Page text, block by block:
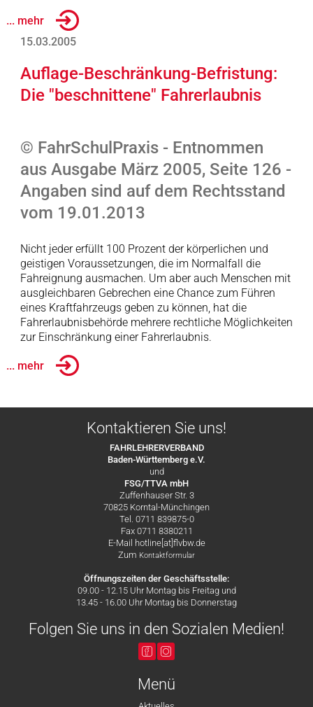
... mehr
15.03.2005
Auflage-Beschränkung-Befristung:
Die "beschnittene" Fahrerlaubnis
© FahrSchulPraxis - Entnommen
aus Ausgabe März 2005, Seite 126 -
Angaben sind auf dem Rechtsstand
vom 19.01.2013
Nicht jeder erfüllt 100 Prozent der körperlichen und
geistigen Voraussetzungen, die im Normalfall die
Fahreignung ausmachen. Um aber auch Menschen mit
ausgleichbaren Gebrechen eine Chance zum Führen
eines Kraftfahrzeugs geben zu können, hat die
Fahrerlaubnisbehörde mehrere rechtliche Möglichkeiten
zur Einschränkung einer Fahrerlaubnis.
... mehr
Kontaktieren Sie uns!
FAHRLEHRERVERBAND
Baden-Württemberg e.V.
und
FSG/TTVA mbH
Zuffenhauser Str. 3
70825 Korntal-Münchingen
Tel. 0711 839875-0
Fax 0711 8380211
E-Mail hotline[at]flvbw.de
Zum Kontaktformular
Öffnungszeiten der Geschäftsstelle:
09.00 - 12.15 Uhr Montag bis Freitag und
13.45 - 16.00 Uhr Montag bis Donnerstag
Folgen Sie uns in den Sozialen Medien!
Menü